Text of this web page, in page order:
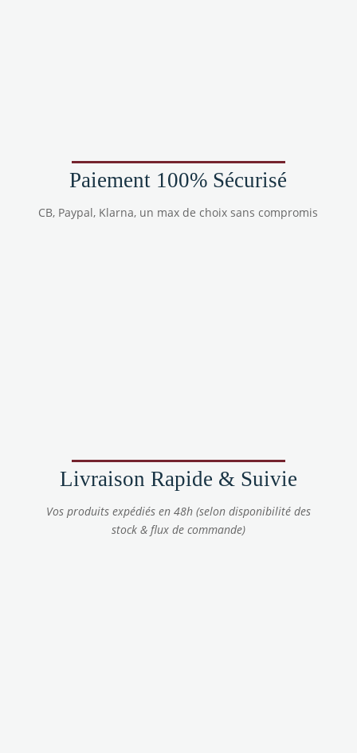
Paiement 100% Sécurisé
CB, Paypal, Klarna, un max de choix sans compromis
Livraison Rapide & Suivie
Vos produits expédiés en 48h (selon disponibilité des
stock & flux de commande)